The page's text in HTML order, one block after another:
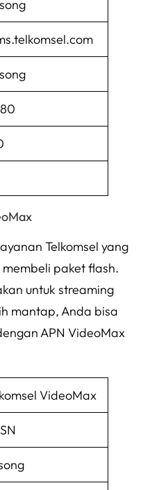
Telkomsel yang
paket flash.
untuk streaming
mantap, Anda bisa
APN VideoMax
VideoMax